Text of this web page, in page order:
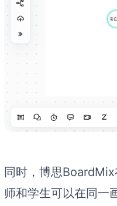
同时，博思BoardMix
师和学生可以在同一